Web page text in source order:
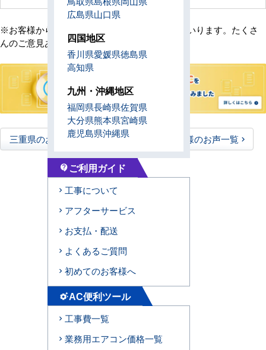
※お客様からの貴重なご意見は随時更新してまいります。たくさ
んのご意見ありがとうございました。
三重県のお客様のお声一覧 全国のお客様のお声一覧
広島県山口県
四国地区
香川県愛媛県徳島県
高知県
九州・沖縄地区
福岡県長崎県佐賀県
大分県熊本県宮崎県
鹿児島県沖縄県
contact_support ご利用ガイド
工事について
アフターサービス
お支払・配送
よくあるご質問
初めてのお客様へ
settings_suggestAC便利ツール
工事費一覧
業務用エアコン価格一覧